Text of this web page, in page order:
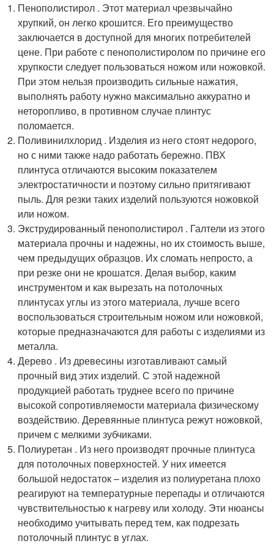
Пенополистирол . Этот материал чрезвычайно
хрупкий, он легко крошится. Его преимущество
заключается в доступной для многих потребителей
цене. При работе с пенополистиролом по причине его
хрупкости следует пользоваться ножом или ножовкой.
При этом нельзя производить сильные нажатия,
выполнять работу нужно максимально аккуратно и
неторопливо, в противном случае плинтус
поломается.
Поливинилхлорид . Изделия из него стоят недорого,
но с ними также надо работать бережно. ПВХ
плинтуса отличаются высоким показателем
электростатичности и поэтому сильно притягивают
пыль. Для резки таких изделий пользуются ножовкой
или ножом.
Экструдированный пенополистирол . Галтели из этого
материала прочны и надежны, но их стоимость выше,
чем предыдущих образцов. Их сломать непросто, а
при резке они не крошатся. Делая выбор, каким
инструментом и как вырезать на потолочных
плинтусах углы из этого материала, лучше всего
воспользоваться строительным ножом или ножовкой,
которые предназначаются для работы с изделиями из
металла.
Дерево . Из древесины изготавливают самый
прочный вид этих изделий. С этой надежной
продукцией работать труднее всего по причине
высокой сопротивляемости материала физическому
воздействию. Деревянные плинтуса режут ножовкой,
причем с мелкими зубчиками.
Полиуретан . Из него производят прочные плинтуса
для потолочных поверхностей. У них имеется
большой недостаток – изделия из полиуретана плохо
реагируют на температурные перепады и отличаются
чувствительностью к нагреву или холоду. Эти нюансы
необходимо учитывать перед тем, как подрезать
потолочный плинтус в углах.